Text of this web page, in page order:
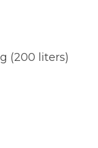
(200 liters)